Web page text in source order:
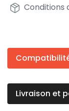
Conditions
Livraison et